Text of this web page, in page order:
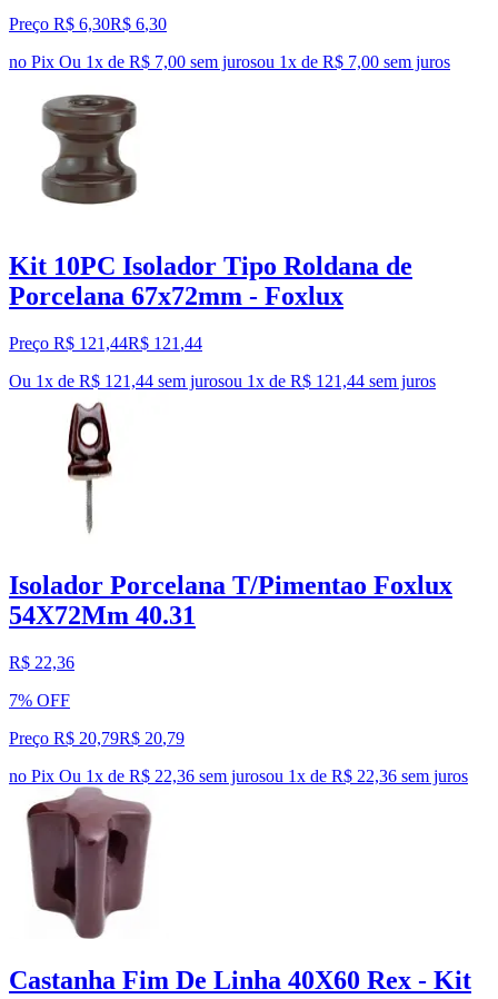
Preço R$ 6,30R$ 6,30
no Pix Ou 1x de R$ 7,00 sem jurosou 1x de R$ 7,00 sem juros
Kit 10PC Isolador Tipo Roldana de
Porcelana 67x72mm - Foxlux
Preço R$ 121,44R$ 121 ,44
Ou 1x de R$ 121,44 sem jurosou 1x de R$ 121,44 sem juros
Isolador Porcelana T/Pimentao Foxlux
54X72Mm 40.31
R$ 22,36
7% OFF
Preço R$ 20,79R$ 20,79
no Pix Ou 1x de R$ 22,36 sem jurosou 1x de R$ 22,36 sem juros
Castanha Fim De Linha 40X60 Rex - Kit